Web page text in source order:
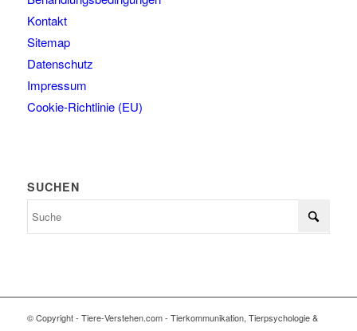
Kontakt
Sitemap
Datenschutz
Impressum
Cookie-Richtlinie (EU)
SUCHEN
© Copyright - Tiere-Verstehen.com - Tierkommunikation, Tierpsychologie &